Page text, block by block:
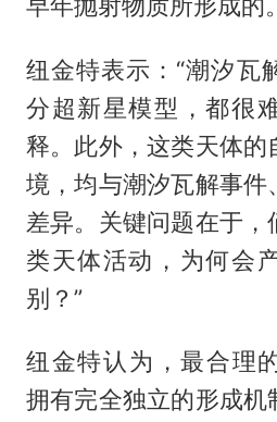
纽金特表示：“潮汐瓦
分超新星模型，都很
释。此外，这类天体的
境，均与潮汐瓦解事件
差异。关键问题在于，
类天体活动，为何会
别？”
纽金特认为，最合理
拥有完全独立的形成机